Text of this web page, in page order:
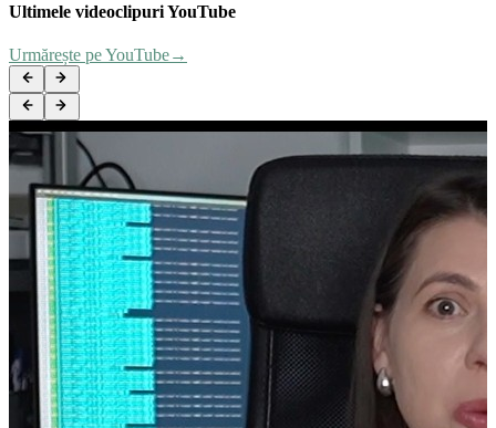
Boxă portabilă Bang & Olufsen Beosound A1
Ultimele videoclipuri YouTube
Urmărește pe YouTube→